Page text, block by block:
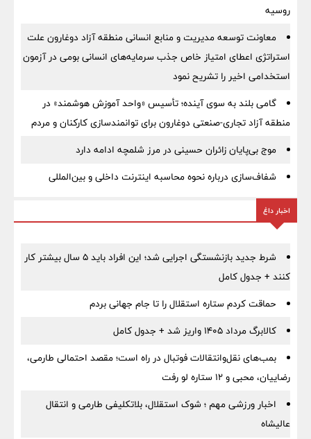
روسیه
معاونت توسعه مدیریت و منابع انسانی منطقه آزاد دوغارون علت
استراتژی اعطای امتیاز خاص جذب سرمایه‌های انسانی بومی در آزمون
استخدامی اخیر را تشریح نمود
گامی بلند به سوی آینده؛ تأسیس «واحد آموزش هوشمند» در
منطقه آزاد تجاری-صنعتی دوغارون برای توانمندسازی کارکنان و مردم
موج بی‌پایان زائران حسینی در مرز شلمچه ادامه دارد
شفاف‌سازی درباره نحوه محاسبه اینترنت داخلی و بین‌المللی
اخبار داغ
شرط جدید بازنشستگی اجرایی شد؛ این افراد باید ۵ سال بیشتر کار
کنند + جدول کامل
حماقت کردم ستاره استقلال را تا جام جهانی بردم
کالابرگ مرداد ۱۴۰۵ واریز شد + جدول کامل
بمب‌های نقل‌وانتقالات فوتبال در راه است؛ مقصد احتمالی طارمی،
رضاییان، محبی و ۱۲ ستاره لو رفت
اخبار ورزشی مهم ؛ شوک استقلال، بلاتکلیفی طارمی و انتقال
عالیشاه